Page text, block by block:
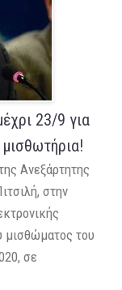
23/9 για
Ανεξάρτητης
στην
του
σε